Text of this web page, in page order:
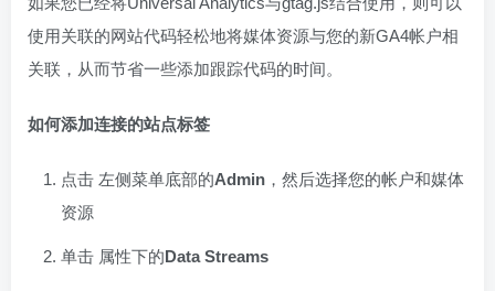
使用关联的网站代码轻松地将媒体资源与您的新GA4帐户相
关联，从而节省一些添加跟踪代码的时间。
如何添加连接的站点标签
点击 左侧菜单底部的Admin ，然后选择您的帐户和媒体
资源
单击 属性下的Data Streams